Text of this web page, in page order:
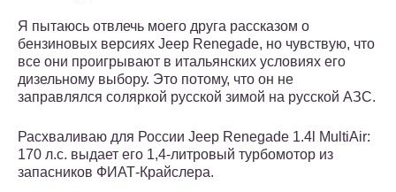
Я пытаюсь отвлечь моего друга рассказом о
бензиновых версиях Jeep Renegade, но чувствую, что
все они проигрывают в итальянских условиях его
дизельному выбору. Это потому, что он не
заправлялся соляркой русской зимой на русской АЗС.
Расхваливаю для России Jeep Renegade 1.4l MultiAir:
170 л.с. выдает его 1,4-литровый турбомотор из
запасников ФИАТ-Крайслера.